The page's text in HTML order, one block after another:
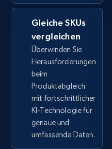
by keywords search
URL, Title, Available,
price, Final price,
TikTok Shop - discover
Gleiche SKUs
vergleichen
Überwinden Sie
Herausforderungen
beim
Produktabgleich
mit fortschrittlicher
KI-Technologie für
genaue und
umfassende Daten.